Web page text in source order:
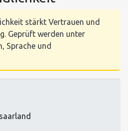
stärkt Vertrauen und
Geprüft werden unter
Sprache und